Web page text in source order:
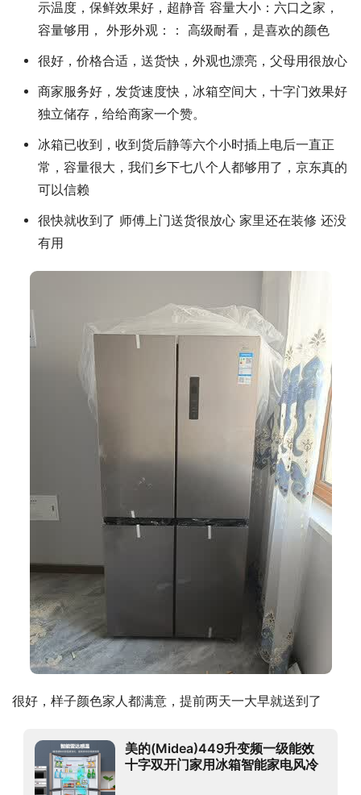
示温度，保鲜效果好，超静音 容量大小：六口之家，
容量够用， 外形外观：： 高级耐看，是喜欢的颜色
很好，价格合适，送货快，外观也漂亮，父母用很放心
商家服务好，发货速度快，冰箱空间大，十字门效果好
独立储存，给给商家一个赞。
冰箱已收到，收到货后静等六个小时插上电后一直正
常，容量很大，我们乡下七八个人都够用了，京东真的
可以信赖
很快就收到了 师傅上门送货很放心 家里还在装修 还没
有用
很好，样子颜色家人都满意，提前两天一大早就送到了
美的(Midea)449升变频一级能效
十字双开门家用冰箱智能家电风冷